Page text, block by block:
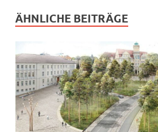
ÄHNLICHE BEITRÄGE